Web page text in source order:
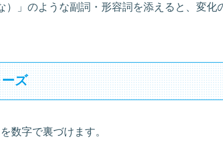
）」のような副詞・形容詞を添えると、変化
ズ
数字で裏づけます。